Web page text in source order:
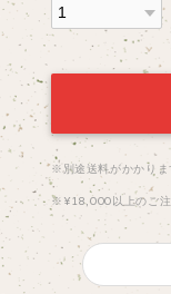
※別途送料がかかりま
※¥18,000以上のご注